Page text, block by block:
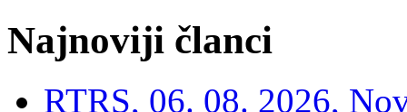
Najnoviji članci
RTRS, 06. 08. 2026,